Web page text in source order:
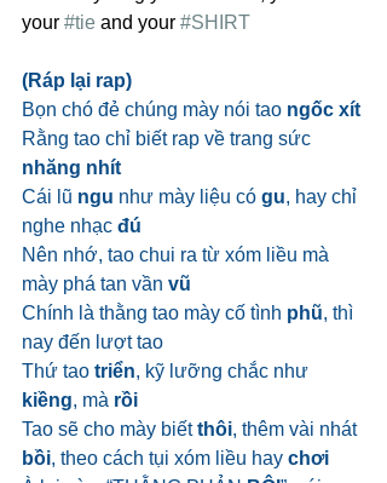
your #tie and your #SHIRT
(Ráp lại rap)
Bọn chó đẻ chúng mày nói tao ngốc xít
Rằng tao chỉ biết rap về trang sức
nhăng nhít
Cái lũ ngu như mày liệu có gu, hay chỉ
nghe nhạc đú
Nên nhớ, tao chui ra từ xóm liều mà
mày phá tan vần vũ
Chính là thằng tao mày cố tình phũ, thì
nay đến lượt tao
Thứ tao triển, kỹ lưỡng chắc như
kiềng, mà rồi
Tao sẽ cho mày biết thôi, thêm vài nhát
bồi, theo cách tụi xóm liều hay chơi